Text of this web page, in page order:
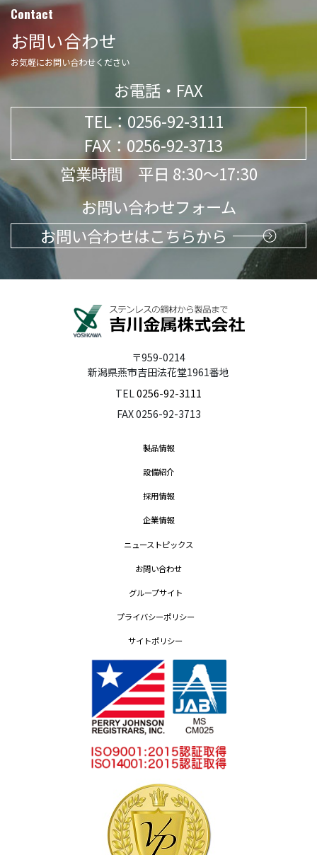
Contact
お問い合わせ
お気軽にお問い合わせください
お電話・FAX
TEL：0256-92-3111
FAX：0256-92-3713
営業時間 平日 8:30～17:30
お問い合わせフォーム
お問い合わせはこちらから
〒959-0214
新潟県燕市吉田法花堂1961番地
TEL 0256-92-3111
FAX 0256-92-3713
製品情報
設備紹介
採用情報
企業情報
ニューストピックス
お問い合わせ
グループサイト
プライバシーポリシー
サイトポリシー